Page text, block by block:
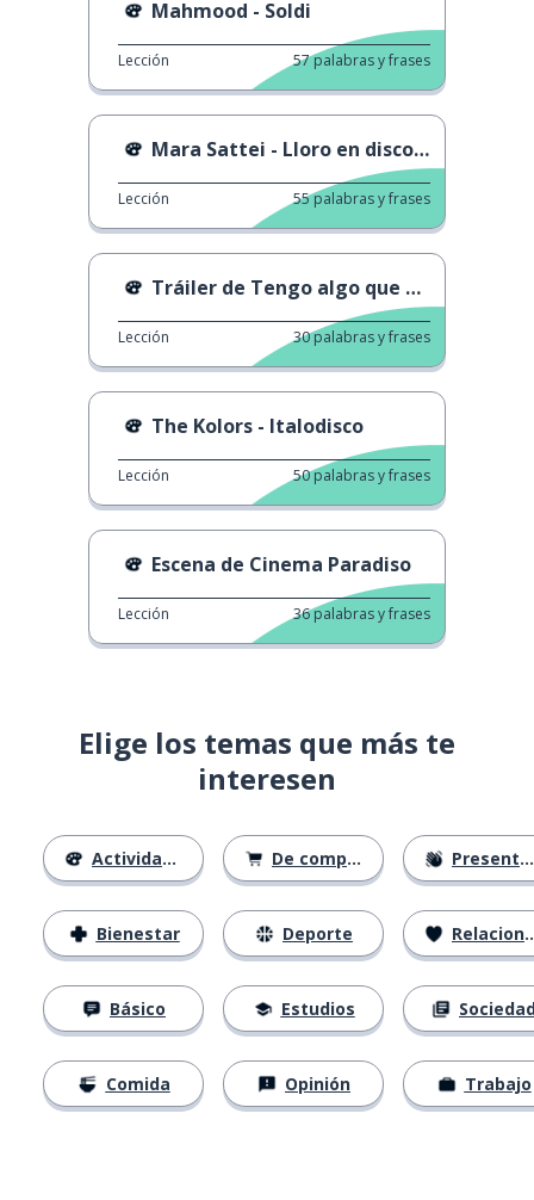
Mahmood - Soldi
Lección 57palabras y frases
Mara Sattei - Lloro en discoteca
Lección 55palabras y frases
Tráiler de Tengo algo que deciros
Lección 30palabras y frases
The Kolors - Italodisco
Lección 50palabras y frases
Escena de Cinema Paradiso
Lección 36palabras y frases
Elige los temas que más te
interesen
Actividades
Bienestar
Básico
Comida
De compras
Deporte
Estudios
Opinión
Presentación
Relaciones
Trabajo